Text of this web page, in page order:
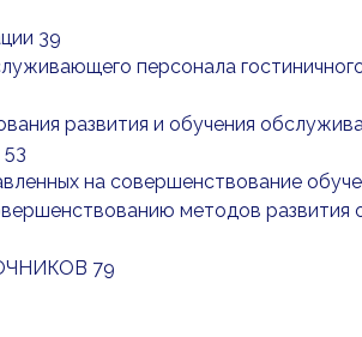
39
персонала
развития и обучения
на совершенствование
методов развития
79